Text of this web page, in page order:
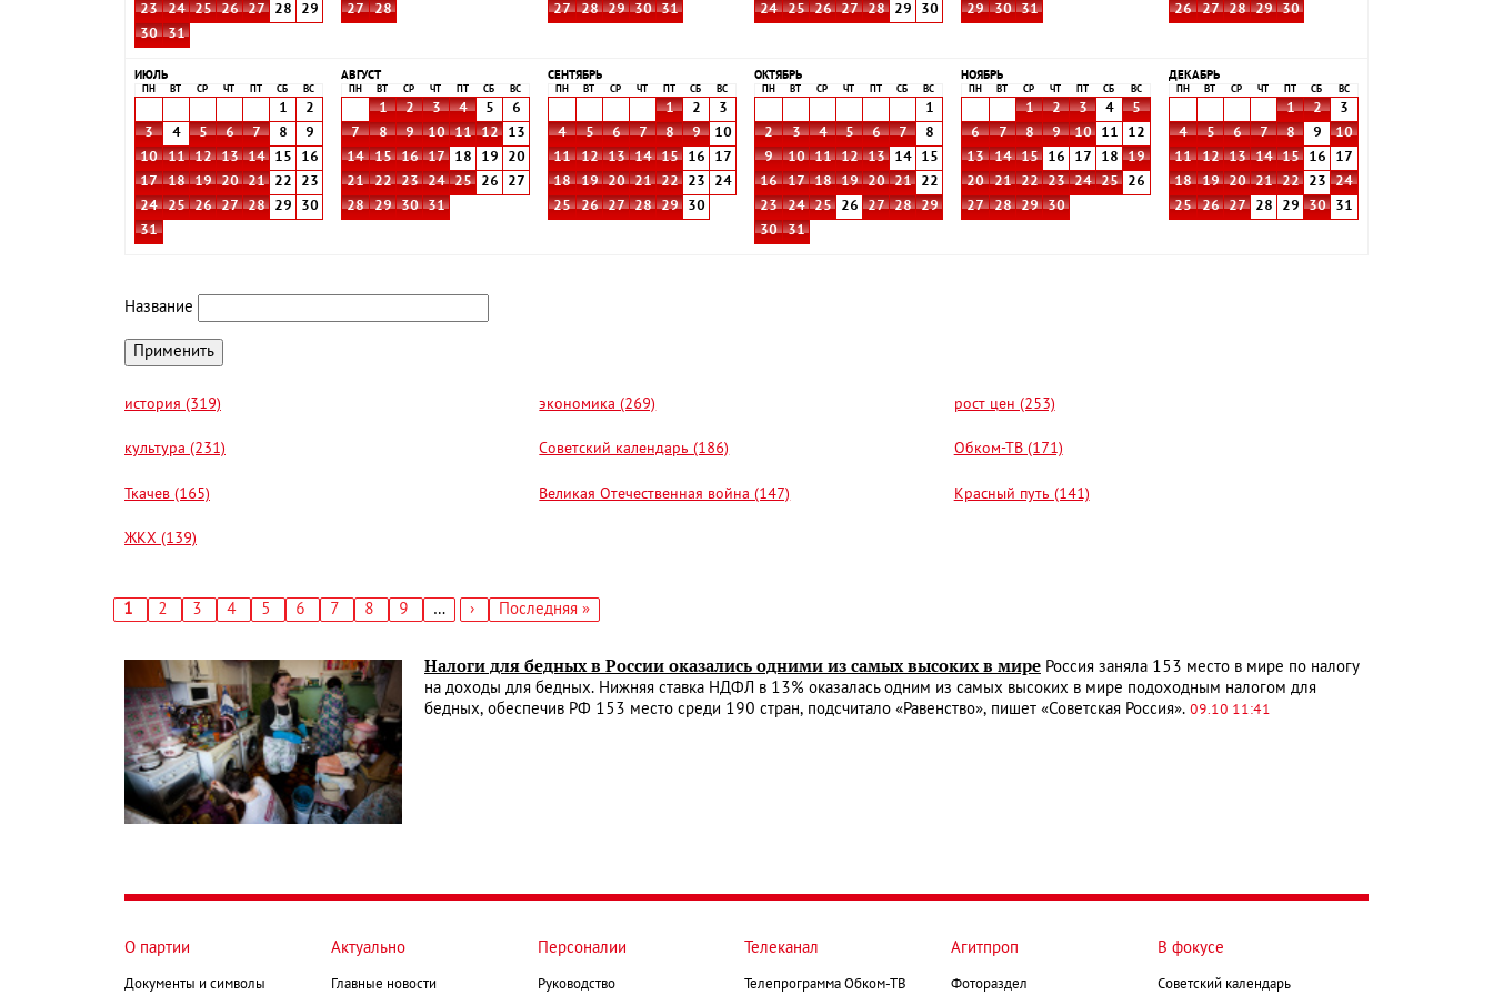
23
24 25 26 27 28
29
30
31
27
28
27
28 29 30 31
24
25 26 27 28 29 30
29
30 31
26
27 28 29 30
ИЮЛЬ
ПН ВТ СР ЧТ СБ ВС
1
2
3
4 5 6 7 8
9
10
11 12 13 14 15
16
17
18 19 20 21 22
23
24
25 26 27 28 29
30
31
АВГУСТ
ПН ВТ СР ЧТ СБ ВС
1 2 3 4 5
6
7
8 9 10 11 12
13
14
15 16 17 18 19
20
21
22 23 24 25 26
27
28
29 30 31
СЕНТЯБРЬ
ПН ВТ СР ЧТ СБ ВС
1 2
3
4
5 6 7 8 9
10
11
12 13 14 15 16
17
18
19 20 21 22 23
24
25
26 27 28 29 30
ОКТЯБРЬ
ПН ВТ СР ЧТ СБ ВС
1
2
3 4 5 6 7
8
9
10 11 12 13 14
15
16
17 18 19 20 21
22
23
24 25 26 27 28
29
30
31
НОЯБРЬ
ПН ВТ СР ЧТ СБ ВС
1 2 3 4
5
6
7 8 9 10 11
12
13
14 15 16 17 18
19
20
21 22 23 24 25
26
27
28 29 30
ДЕКАБРЬ
ПН ВТ СР ЧТ СБ ВС
1 2
3
4
5 6 7 8 9
10
11
12 13 14 15 16
17
18
19 20 21 22 23
24
25
26 27 28 29 30 31
Название
история (319) экономика (269) рост цен (253)
культура (231) Советский календарь (186) Обком-ТВ (171)
Ткачев (165) Великая Отечественная война (147) Красный путь (141)
ЖКХ (139)
Текущая
1 Страница
2 Страница
3 Страница
4 Страница
5 Страница
6 Страница
7 Страница
8 Страница
9 …
Следующая
›
Последняя
Последняя »
Налоги для бедных в России оказались одними из самых высоких в мире Россия заняла 153 место в мире по налогу
на доходы для бедных. Нижняя ставка НДФЛ в 13% оказалась одним из самых высоких в мире подоходным налогом для
бедных, обеспечив РФ 153 место среди 190 стран, подсчитало «Равенство», пишет «Советская Россия». 09.10 11:41
О партии
Документы и символы
Актуально
Главные новости
Персоналии
Руководство
Телеканал
Телепрограмма Обком-ТВ
Агитпроп
Фотораздел
В фокусе
Советский календарь